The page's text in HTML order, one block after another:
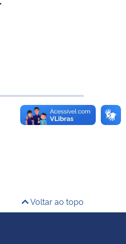
Voltar ao topo